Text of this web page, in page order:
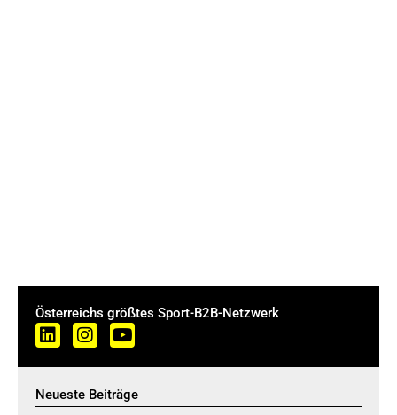
Österreichs größtes Sport-B2B-Netzwerk
Neueste Beiträge